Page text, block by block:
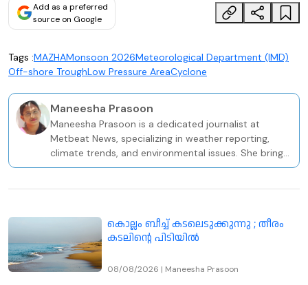
Add as a preferred
source on Google
Tags :MAZHAMonsoon 2026Meteorological Department (IMD)
Off-shore TroughLow Pressure AreaCyclone
Maneesha Prasoon
Maneesha Prasoon is a dedicated journalist at
Metbeat News, specializing in weather reporting,
climate trends, and environmental issues. She brings
a solid academic and professional foundation to her
കൊല്ലം ബീച്ച് കടലെടുക്കുന്നു ; തീരം
കടലിന്റെ പിടിയിൽ
08/08/2026 | Maneesha Prasoon